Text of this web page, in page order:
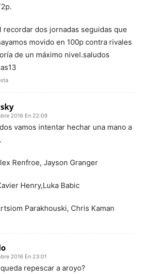
recordar dos jornadas seguidas que
movido en 100p contra rivales
de un máximo nivel.saludos
2016 En 22:09
vamos intentar hechar una mano a
Renfroe, Jayson Granger
Henry,Luka Babic
Parakhouski, Chris Kaman
2016 En 23:01
repescar a aroyo?